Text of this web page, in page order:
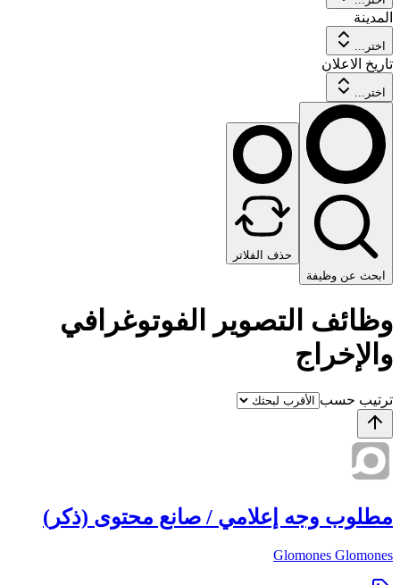
المدينة
اختر...
تاريخ الاعلان
اختر...
ابحث عن وظيفة
حذف الفلاتر
وظائف التصوير الفوتوغرافي
والإخراج
ترتيب حسب
مطلوب وجه إعلامي / صانع محتوى (ذكر)
Glomones Glomones